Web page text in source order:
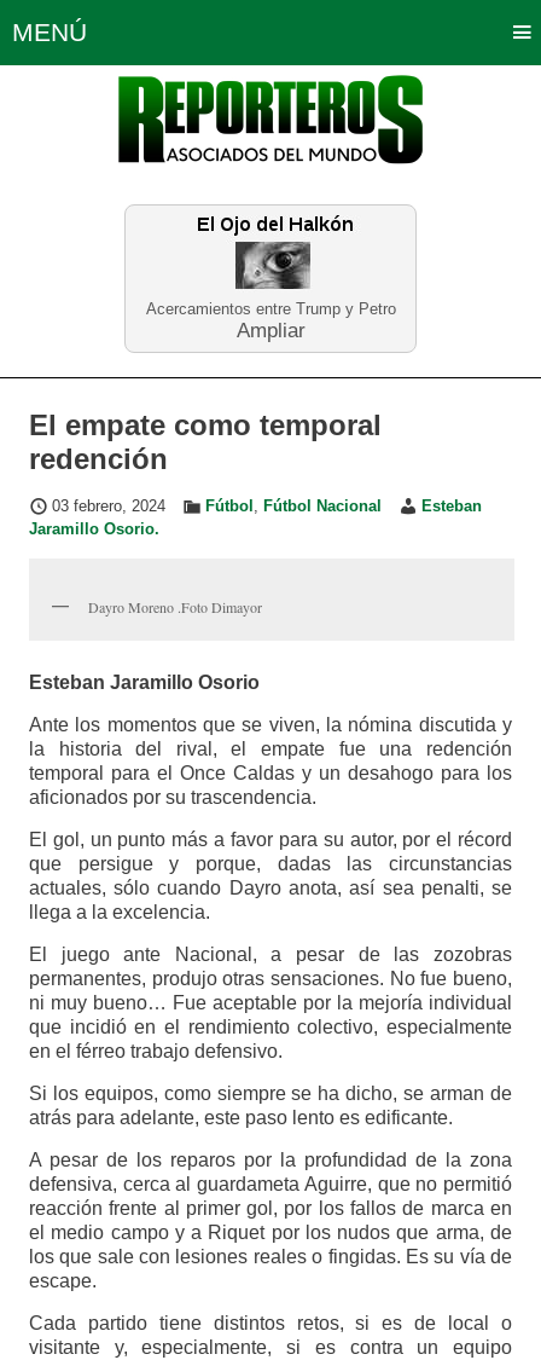
Acercamientos entre Trump y Petro
Ampliar
MENÚ
Política Opinión Bogotá
Planeta Tierra Deportes
Educación Neira
El empate como temporal
redención
03 febrero, 2024 Fútbol , Fútbol Nacional
Esteban
Jaramillo Osorio.
Dayro Moreno .Foto Dimayor
Esteban Jaramillo Osorio
Ante los momentos que se viven, la nómina discutida y
la historia del rival, el empate fue una redención
temporal para el Once Caldas y un desahogo para los
aficionados por su trascendencia.
El gol, un punto más a favor para su autor, por el récord
que persigue y porque, dadas las circunstancias
actuales, sólo cuando Dayro anota, así sea penalti, se
llega a la excelencia.
El juego ante Nacional, a pesar de las zozobras
permanentes, produjo otras sensaciones. No fue bueno,
ni muy bueno… Fue aceptable por la mejoría individual
que incidió en el rendimiento colectivo, especialmente
en el férreo trabajo defensivo.
Si los equipos, como siempre se ha dicho, se arman de
atrás para adelante, este paso lento es edificante.
A pesar de los reparos por la profundidad de la zona
defensiva, cerca al guardameta Aguirre, que no permitió
reacción frente al primer gol, por los fallos de marca en
el medio campo y a Riquet por los nudos que arma, de
los que sale con lesiones reales o fingidas. Es su vía de
escape.
Cada partido tiene distintos retos, si es de local o
visitante y, especialmente, si es contra un equipo